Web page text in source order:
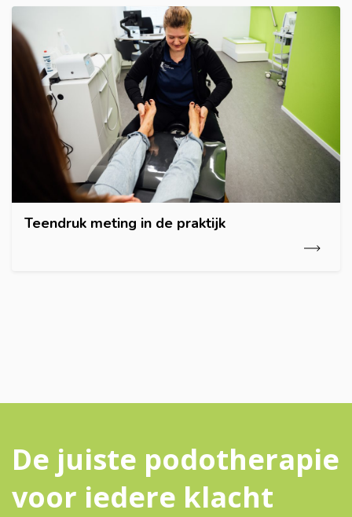
Teendruk meting in de praktijk
De juiste podotherapie
voor iedere klacht